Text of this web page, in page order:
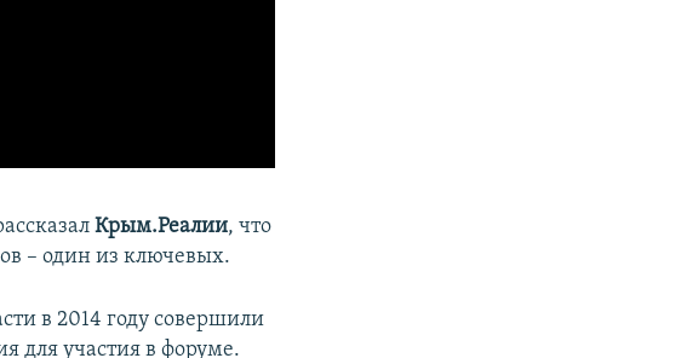
Крым.Реалии, что
– один из ключевых.
в 2014 году совершили
для участия в форуме.